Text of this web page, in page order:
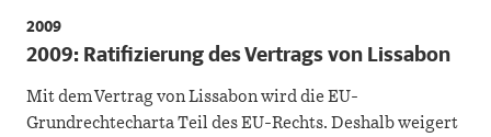
2009
2009: Ratifizierung des Vertrags von Lissabon
Mit dem Vertrag von Lissabon wird die EU-
Grundrechtecharta Teil des EU-Rechts. Deshalb weigert